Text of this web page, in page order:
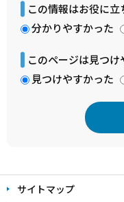
この情報はお役に立
分かりやすかった
このページは見つけ
見つけやすかった
文
こ サイトマップ